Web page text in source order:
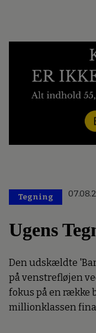
Tegning
Ugens
Den udskældte
på venstrefløjen
fokus på en række
millionklassen